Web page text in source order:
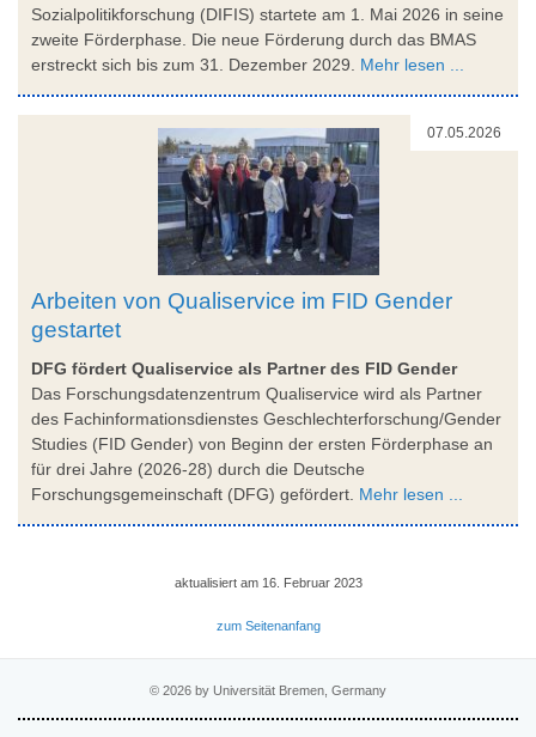
Sozialpolitikforschung (DIFIS) startete am 1. Mai 2026 in seine
zweite Förderphase. Die neue Förderung durch das BMAS
erstreckt sich bis zum 31. Dezember 2029. Mehr lesen ...
07.05.2026
Arbeiten von Qualiservice im FID Gender
gestartet
DFG fördert Qualiservice als Partner des FID Gender
Das Forschungsdatenzentrum Qualiservice wird als Partner
des Fachinformationsdienstes Geschlechterforschung/Gender
Studies (FID Gender) von Beginn der ersten Förderphase an
für drei Jahre (2026-28) durch die Deutsche
Forschungsgemeinschaft (DFG) gefördert. Mehr lesen ...
aktualisiert am 16. Februar 2023
zum Seitenanfang
© 2026 by Universität Bremen, Germany